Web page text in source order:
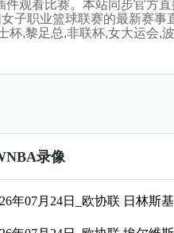
观看比赛。本站同步官方直
子职业篮球联赛的最新赛事
杯,黎足总,非联杯,女大运会,
录像